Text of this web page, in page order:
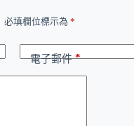
必填欄位標示為 *
電子郵件*